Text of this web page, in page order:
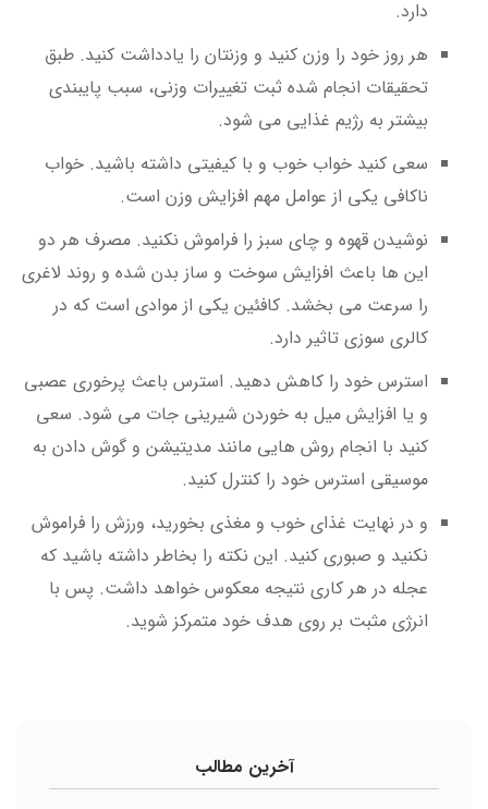
دارد.
هر روز خود را وزن کنید و وزنتان را یادداشت کنید. طبق
تحقیقات انجام شده ثبت تغییرات وزنی، سبب پایبندی
بیشتر به رژیم غذایی می شود.
سعی کنید خواب خوب و با کیفیتی داشته باشید. خواب
ناکافی یکی از عوامل مهم افزایش وزن است.
نوشیدن قهوه و چای سبز را فراموش نکنید. مصرف هر دو
این ها باعث افزایش سوخت و ساز بدن شده و روند لاغری
را سرعت می بخشد. کافئین یکی از موادی است که در
کالری سوزی تاثیر دارد.
استرس خود را کاهش دهید. استرس باعث پرخوری عصبی
و یا افزایش میل به خوردن شیرینی جات می شود. سعی
کنید با انجام روش هایی مانند مدیتیشن و گوش دادن به
موسیقی استرس خود را کنترل کنید.
و در نهایت غذای خوب و مغذی بخورید، ورزش را فراموش
نکنید و صبوری کنید. این نکته را بخاطر داشته باشید که
عجله در هر کاری نتیجه معکوس خواهد داشت. پس با
انرژی مثبت بر روی هدف خود متمرکز شوید.
آخرین مطالب